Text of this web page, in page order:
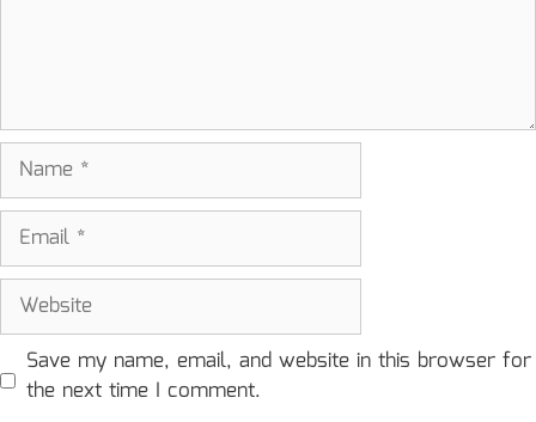
Name
Email
Website
Save my name, email, and website in this browser for
the next time I comment.